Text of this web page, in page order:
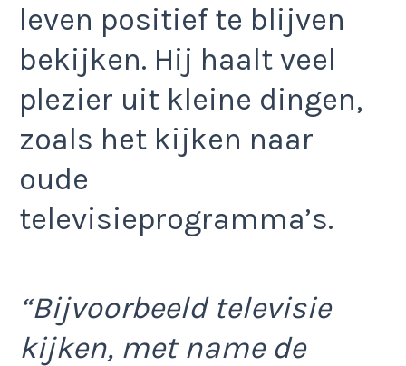
leven positief te blijven
bekijken. Hij haalt veel
plezier uit kleine dingen,
zoals het kijken naar
oude
televisieprogramma’s.
“Bijvoorbeeld televisie
kijken, met name de